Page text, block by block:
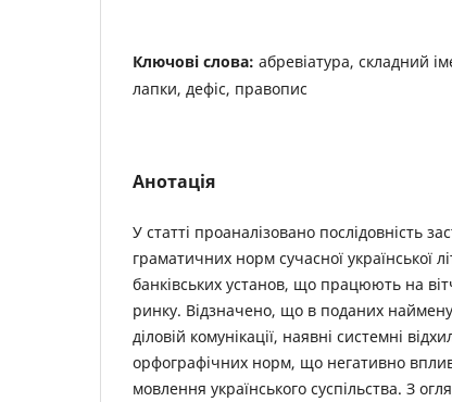
Ключові слова: абревіатура, складний
лапки, дефіс, правопис
Анотація
У статті проаналізовано послідовність
граматичних норм сучасної української
банківських установ, що працюють на
ринку. Відзначено, що в поданих
діловій комунікації, наявні системні
орфографічних норм, що негативно
мовлення українського суспільства. З